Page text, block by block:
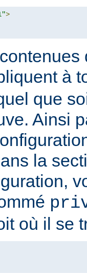
>
à
que
Ainsi
la
où il se